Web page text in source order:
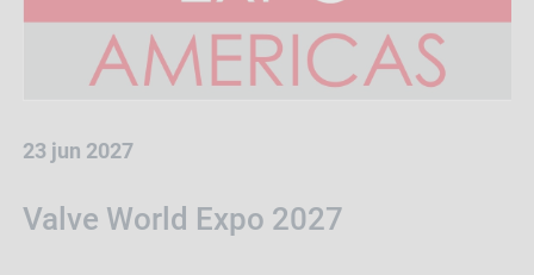
23 jun 2027
Valve World Expo 2027